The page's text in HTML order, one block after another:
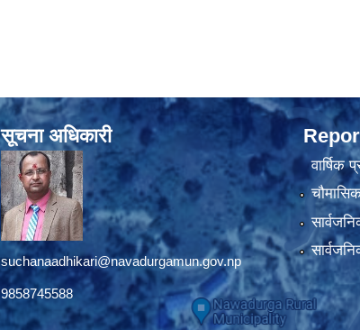
सूचना अधिकारी
suchanaadhikari@navadurgamun.gov.np
9858745588
वार्षिक